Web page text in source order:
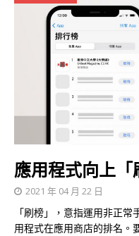
應用程式向上
2021 年 04 月 22 日
「刷榜」，意指運用非正
用程式在應用商店的排名。